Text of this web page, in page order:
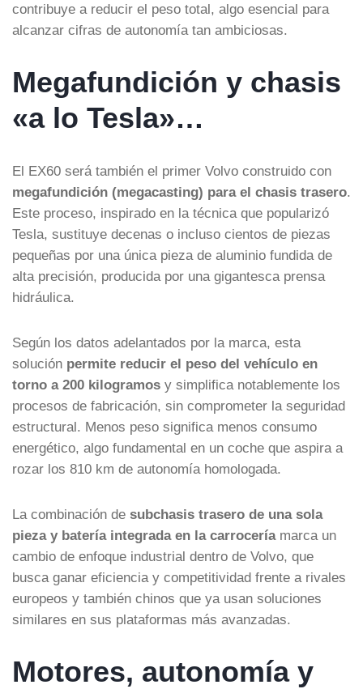
contribuye a reducir el peso total, algo esencial para
alcanzar cifras de autonomía tan ambiciosas.
Megafundición y chasis
«a lo Tesla»…
El EX60 será también el primer Volvo construido con
megafundición (megacasting) para el chasis trasero.
Este proceso, inspirado en la técnica que popularizó
Tesla, sustituye decenas o incluso cientos de piezas
pequeñas por una única pieza de aluminio fundida de
alta precisión, producida por una gigantesca prensa
hidráulica.
Según los datos adelantados por la marca, esta
solución permite reducir el peso del vehículo en
torno a 200 kilogramos y simplifica notablemente los
procesos de fabricación, sin comprometer la seguridad
estructural. Menos peso significa menos consumo
energético, algo fundamental en un coche que aspira a
rozar los 810 km de autonomía homologada.
La combinación de subchasis trasero de una sola
pieza y batería integrada en la carroceríamarca un
cambio de enfoque industrial dentro de Volvo, que
busca ganar eficiencia y competitividad frente a rivales
europeos y también chinos que ya usan soluciones
similares en sus plataformas más avanzadas.
Motores, autonomía y